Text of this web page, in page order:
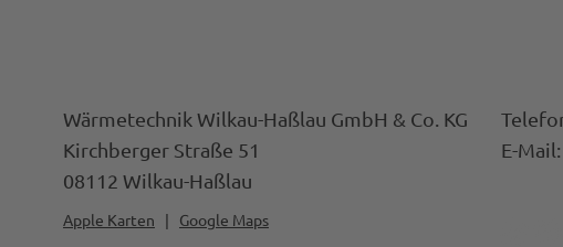
Wärmetechnik Wilkau-Haßlau GmbH & Co. KG
Kirchberger Straße 51
08112 Wilkau-Haßlau
Apple Karten | Google Maps
E-Mail: